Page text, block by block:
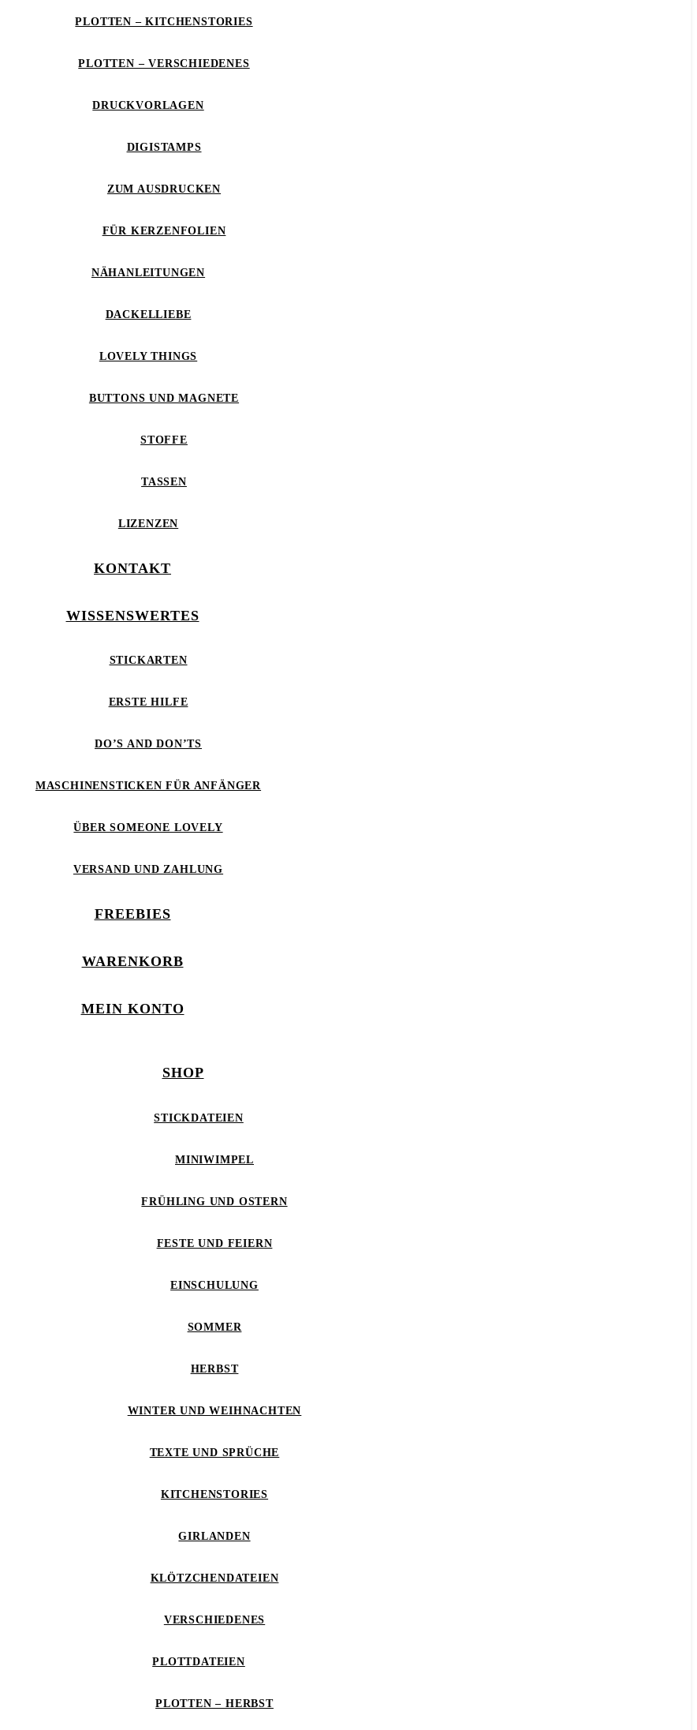
PLOTTEN – KITCHENSTORIES
PLOTTEN – VERSCHIEDENES
DRUCKVORLAGEN
DIGISTAMPS
ZUM AUSDRUCKEN
FÜR KERZENFOLIEN
NÄHANLEITUNGEN
DACKELLIEBE
LOVELY THINGS
BUTTONS UND MAGNETE
STOFFE
TASSEN
LIZENZEN
KONTAKT
WISSENSWERTES
STICKARTEN
ERSTE HILFE
DO’S AND DON’TS
MASCHINENSTICKEN FÜR ANFÄNGER
ÜBER SOMEONE LOVELY
VERSAND UND ZAHLUNG
FREEBIES
WARENKORB
MEIN KONTO
SHOP
STICKDATEIEN
MINIWIMPEL
FRÜHLING UND OSTERN
FESTE UND FEIERN
EINSCHULUNG
SOMMER
HERBST
WINTER UND WEIHNACHTEN
TEXTE UND SPRÜCHE
KITCHENSTORIES
GIRLANDEN
KLÖTZCHENDATEIEN
VERSCHIEDENES
PLOTTDATEIEN
PLOTTEN – HERBST